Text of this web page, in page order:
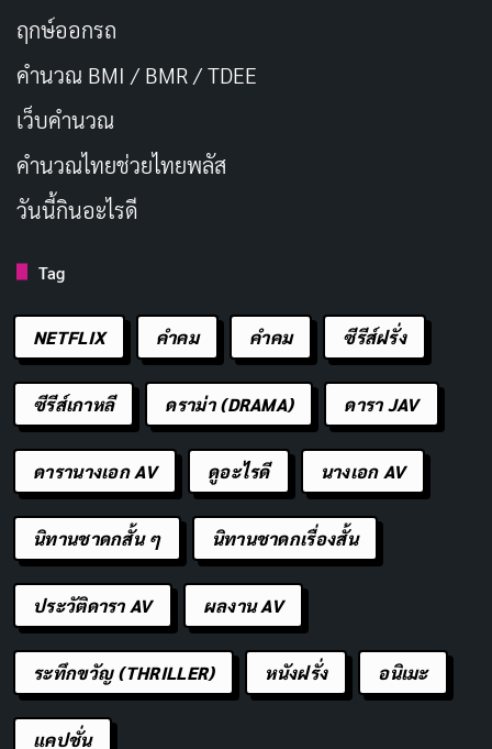
ภูมิหลัง
เบจิต้า เป็นเจ้าชายแห่งชาวไซย่า (Saiyan) เผ่าพันธุ์
นักรบ ที่มีความ หยิ่งทะนง ในเชื้อสายอันสูงส่ง และ มุ่ง
มั่นในการเป็นนักสู้ที่แข็งแกร่งที่สุดในจักรวาล
เขาเดินทางมายังโลกเพื่อรวบรวมดราก้อนบอล
(Dragon Ball) เพื่อขอพรเป็นอมตะ แต่ต้องพ่ายแพ้ให้
แข็งแกร่งของโกคู กลายเป็นคู่แข่ง และร่วมมือกับโกคู
เพื่อปกป้องโลกจากภัยร้าย
ลักษณะนิสัย
เบจิต้า มีนิสัย เย่อหยิ่ง มั่นใจในตัวเองสูง และ ปากหนัก
แต่ลึกๆ แล้ว เขาเป็นคนที่ รักษาสัจจะ และ ภาคภูมิใจ
ในเกียรติยศของนักรบ
แม้จะเปลี่ยนมาเป็นฝ่ายเดียวกับโกคู แต่เบจิต้า ยังคง
ทะเยอทะยาน ที่จะแข็งแกร่งกว่าโกคู เป็นแรงผลักดัน
ให้ทั้งคู่ฝึกฝน และพัฒนาตัวเองอย่างไม่หยุดยั้ง
พลังพิเศษ
ฤกษ์ออกรถ
คำนวณ BMI / BMR / TDEE
เว็บคํานวณ
คํานวณไทยช่วยไทยพลัส
วันนี้กินอะไรดี
Tag
NETFLIX คำคม คําคม ซีรีส์ฝรั่ง
ซีรีส์เกาหลี ดราม่า (DRAMA) ดารา JAV
ดารานางเอก AV ดูอะไรดี นางเอก AV
นิทานชาดกสั้น ๆ นิทานชาดกเรื่องสั้น
ประวัติดารา AV ผลงาน AV
ระทึกขวัญ (THRILLER) หนังฝรั่ง อนิเมะ
แคปชั่น